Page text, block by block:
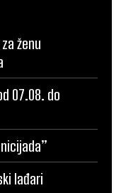
ženu
07.08. do
lađari